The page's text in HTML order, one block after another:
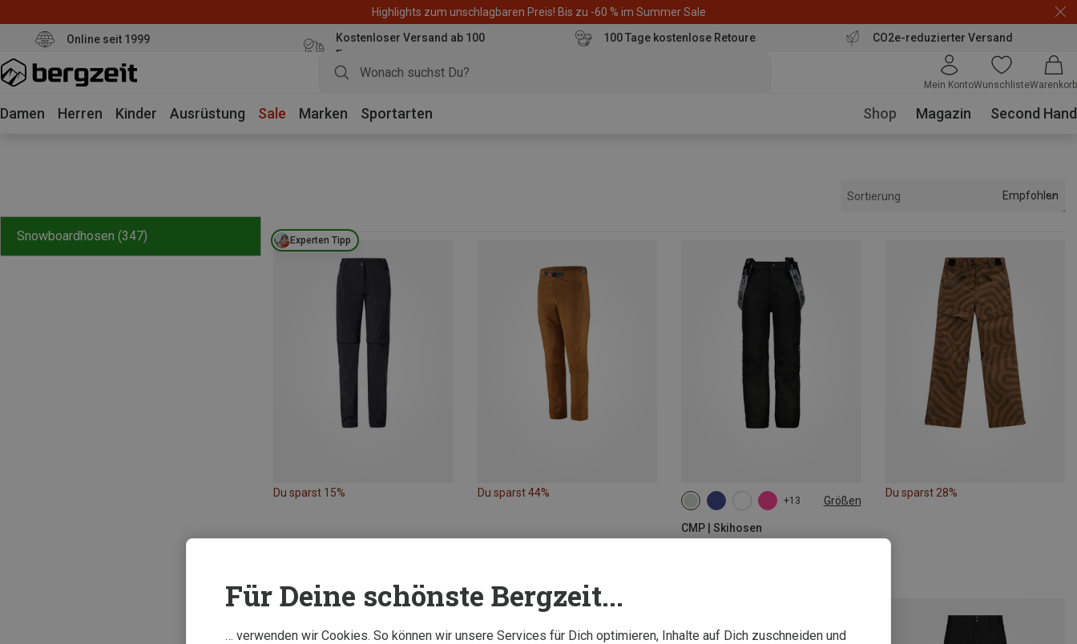
Highlights zum unschlagbaren Preis! Bis zu -60 % im Summer Sale
Online seit 1999
Kostenloser Versand ab 100
Euro
100 Tage kostenlose Retoure CO2e-reduzierter Versand
Mein KontoWunschlisteWarenkorb
Damen Herren Kinder Ausrüstung Sale Marken Sportarten Shop Magazin Second Hand
Snowboardhosen (347)
Sortierung Empfohlen
Experten Tipp
Du sparst 15% Du sparst 44%
+13 Größen
CMP | Skihosen
Du sparst 28%
Für Deine schönste Bergzeit...
… verwenden wir Cookies. So können wir unsere Services für Dich optimieren, Inhalte auf Dich zuschneiden und